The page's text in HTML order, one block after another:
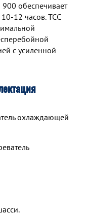
обеспечивает
12 часов. TCC
с усиленной
охлаждающей